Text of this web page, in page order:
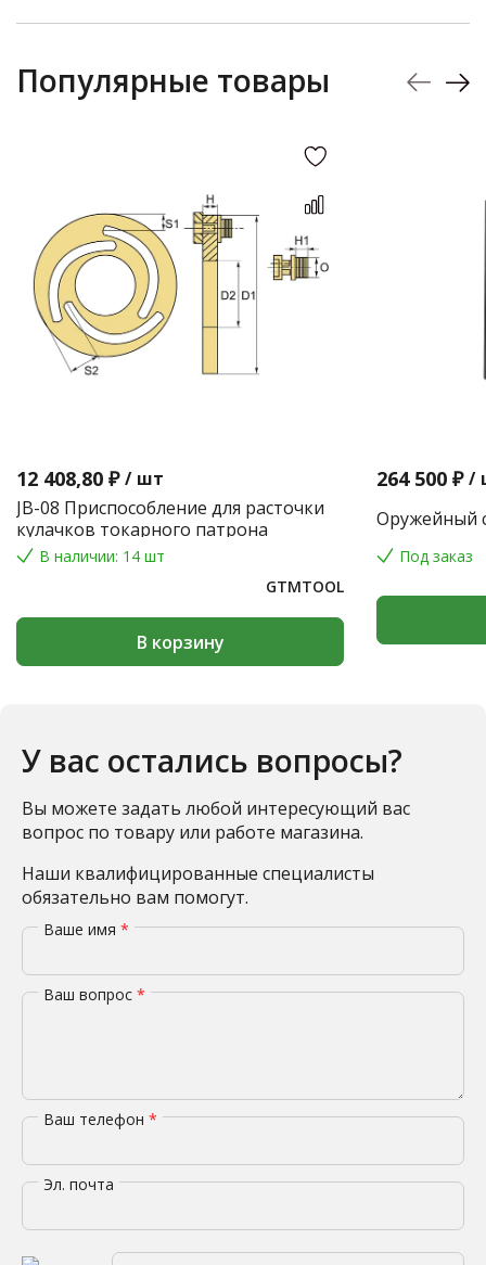
Популярные товары
12 408,80 ₽ / шт
JB-08 Приспособление для расточки
кулачков токарного патрона
В наличии: 14 шт
GTMTOOL
В корзину
264 500 ₽ /
Оружейный
Под заказ
У вас остались вопросы?
Вы можете задать любой интересующий вас
вопрос по товару или работе магазина.
Наши квалифицированные специалисты
обязательно вам помогут.
Ваше имя *
Ваш вопрос *
Ваш телефон *
Эл. почта